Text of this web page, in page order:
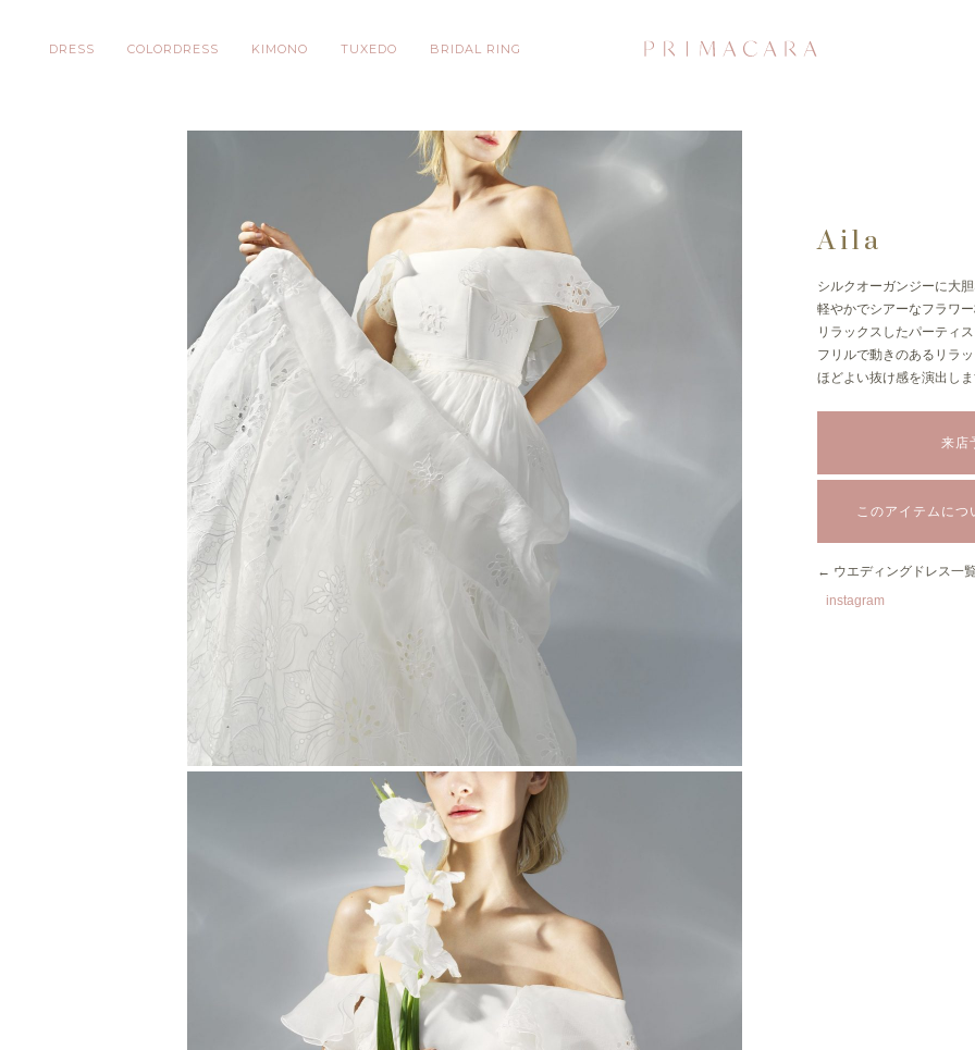
DRESS COLORDRESS KIMONO TUXEDO BRIDAL RING
Aila
シルクオーガンジーに大
軽やかでシアーなフラワ
リラックスしたパーティ
フリルで動きのあるリラ
ほどよい抜け感を演出し
来店
このアイテムにつ
← ウエディングドレス一
instagram